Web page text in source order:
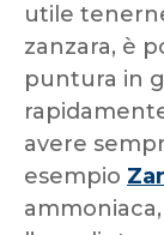
utile
zanzara, è
puntura in
avere
esempio